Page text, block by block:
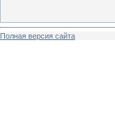
Полная версия сайта